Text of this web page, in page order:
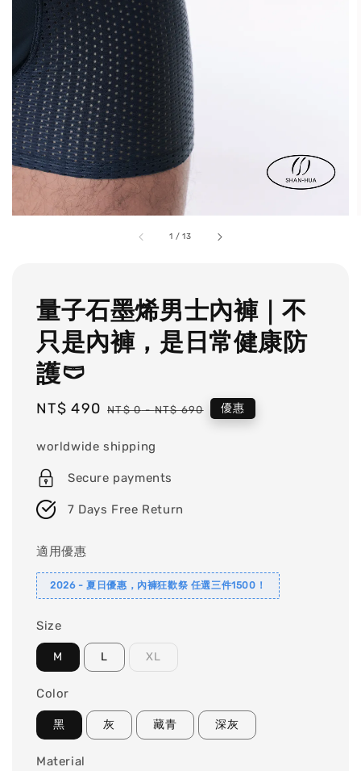
1 /13
量子石墨烯男士內褲｜不
只是內褲，是日常健康防
護🩲
Sale
NT$ 490 Regular
NT$ 0-NT$ 690 優惠
worldwide shipping
Secure payments
7 Days Free Return
適用優惠
2026 - 夏日優惠，內褲狂歡祭 任選三件1500！
Size
M L XL
Color
黑 灰 藏青 深灰
Material